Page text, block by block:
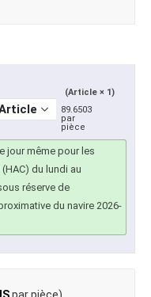
(Article × 1)
89.6503
par
pièce
jour même pour les
du lundi au
réserve de
du navire 2026-
par pièce)